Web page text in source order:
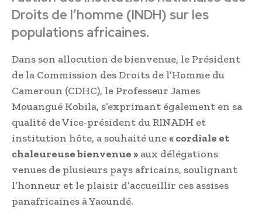
Droits de l’homme (INDH) sur les
populations africaines.
Dans son allocution de bienvenue, le Président
de la Commission des Droits de l’Homme du
Cameroun (CDHC), le Professeur James
Mouangué Kobila, s’exprimant également en sa
qualité de Vice-président du RINADH et
institution hôte, a souhaité une« cordiale et
chaleureuse bienvenue » aux délégations
venues de plusieurs pays africains, soulignant
l’honneur et le plaisir d’accueillir ces assises
panafricaines à Yaoundé.